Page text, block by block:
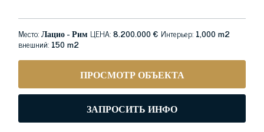
Место:Лацио - Рим ЦЕНА:8.200.000 € Интерьер: 1,000 m2
внешний: 150 m2
ПРОСМОТР ОБЪЕКТА
ЗАПРОСИТЬ ИНФО